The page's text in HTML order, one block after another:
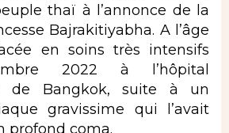
thaï à l’annonce de la
Bajrakitiyabha. A l’âge
en soins très intensifs
2022 à l’hôpital
de Bangkok, suite à un
gravissime qui l’avait
profond coma.